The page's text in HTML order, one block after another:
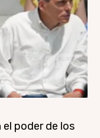
poder de los